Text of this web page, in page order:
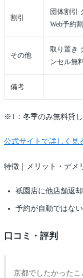
割引
団体割引
Web予約
その他
取り置き
ンセル無
備考
※1：冬季のみ無料貸
公式サイトで詳しく見
特徴｜メリット・デメ
祇園店に他店舗返
予約が自動ではない
口コミ・評判
京都でしたかったこ